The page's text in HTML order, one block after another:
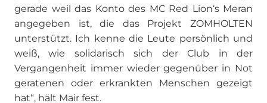
gerade weil das Konto des MC Red Lion‘s Meran
angegeben ist, die das Projekt ZOMHOLTEN
unterstützt. Ich kenne die Leute persönlich und
weiß, wie solidarisch sich der Club in der
Vergangenheit immer wieder gegenüber in Not
geratenen oder erkrankten Menschen gezeigt
hat“, hält Mair fest.